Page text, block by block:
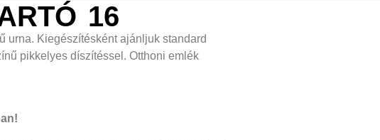
16
urna. Kiegészítésként ajánljuk standard
pikkelyes díszítéssel. Otthoni emlék